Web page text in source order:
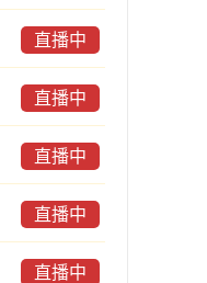
直播中
直播中
直播中
直播中
直播中